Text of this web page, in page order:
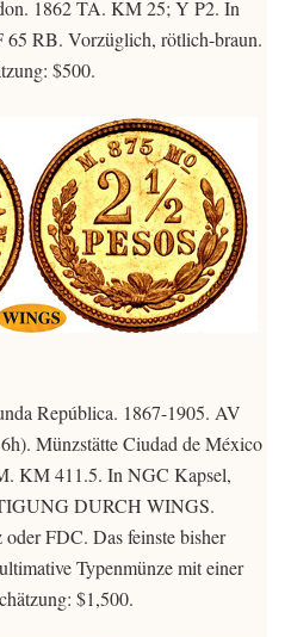
1862 TA. KM 25; Y P2. In
65 RB. Vorzüglich, rötlich-braun.
$500.
República. 1867-1905. AV
Münzstätte Ciudad de México
KM 411.5. In NGC Kapsel,
DURCH WINGS.
FDC. Das feinste bisher
Typenmünze mit einer
$1,500.